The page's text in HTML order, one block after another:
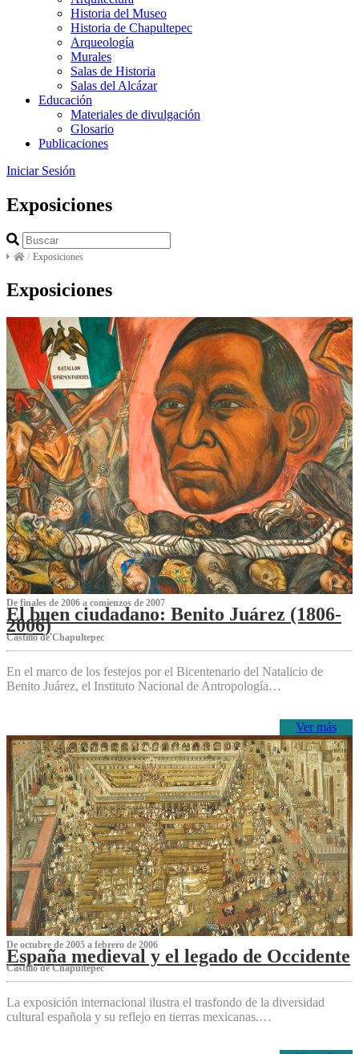
Historia del Museo
Historia de Chapultepec
Arqueología
Murales
Salas de Historia
Salas del Alcázar
Educación
Materiales de divulgación
Glosario
Publicaciones
Iniciar Sesión
Exposiciones
/ Exposiciones
Exposiciones
De finales de 2006 a comienzos de 2007
El buen ciudadano: Benito Juárez (1806-
2006)
Castillo de Chapultepec
En el marco de los festejos por el Bicentenario del Natalicio de
Benito Juárez, el Instituto Nacional de Antropología…
Ver más
De octubre de 2005 a febrero de 2006
España medieval y el legado de Occidente
Castillo de Chapultepec
La exposición internacional ilustra el trasfondo de la diversidad
cultural española y su reflejo en tierras mexicanas.…